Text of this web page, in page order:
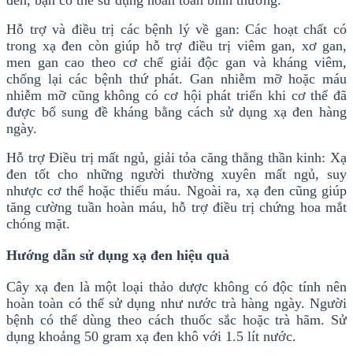
Hỗ trợ và điều trị các bệnh lý về gan: Các hoạt chất có
trong xạ đen còn giúp hỗ trợ điều trị viêm gan, xơ gan,
men gan cao theo cơ chế giải độc gan và kháng viêm,
chống lại các bệnh thứ phát. Gan nhiễm mỡ hoặc máu
nhiễm mỡ cũng không có cơ hội phát triển khi cơ thể đã
được bổ sung đề kháng bằng cách sử dụng xạ đen hàng
ngày.
Hỗ trợ Điều trị mất ngủ, giải tỏa căng thẳng thần kinh: Xạ
đen tốt cho những người thường xuyên mất ngủ, suy
nhược cơ thể hoặc thiếu máu. Ngoài ra, xạ đen cũng giúp
tăng cường tuần hoàn máu, hỗ trợ điều trị chứng hoa mắt
chóng mặt.
Hướng dẫn sử dụng xạ đen hiệu quả
Cây xạ đen là một loại thảo dược không có độc tính nên
hoàn toàn có thể sử dụng như nước trà hàng ngày. Người
bệnh có thể dùng theo cách thuốc sắc hoặc trà hãm. Sử
dụng khoảng 50 gram xạ đen khô với 1.5 lít nước.